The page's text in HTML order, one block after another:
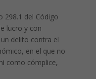
298.1 del Código
lucro y con
delito contra el
en el que no
como cómplice,